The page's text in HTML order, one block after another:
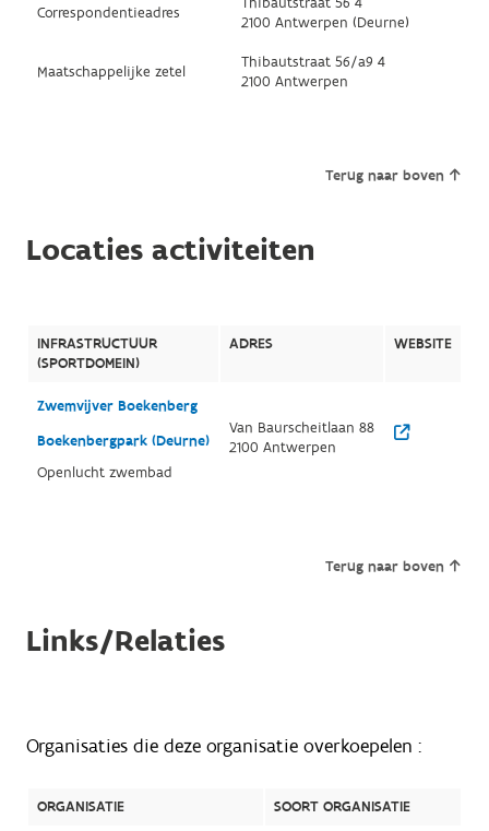
Correspondentieadres
2100 Antwerpen (Deurne)
Maatschappelijke zetel
Thibautstraat 56/a9 4
2100 Antwerpen
Terug naar boven
Locaties activiteiten
INFRASTRUCTUUR
(SPORTDOMEIN)
ADRES WEBSITE
Zwemvijver Boekenberg
Boekenbergpark (Deurne)
Openlucht zwembad
Van Baurscheitlaan 88
2100 Antwerpen
Terug naar boven
Links/Relaties
Organisaties die deze organisatie overkoepelen :
ORGANISATIE
SOORT ORGANISATIE